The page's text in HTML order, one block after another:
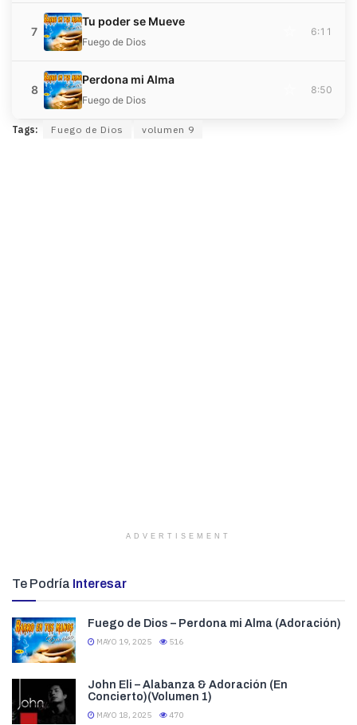
7
Tu poder se Mueve
Fuego de Dios
6:11
8
Perdona mi Alma
Fuego de Dios
8:50
Tags: Fuego de Dios volumen 9
ADVERTISEMENT
Te Podría Interesar
Fuego de Dios – Perdona mi Alma (Adoración)
MAYO 19, 2025 516
John Eli – Alabanza & Adoración (En
Concierto)(Volumen 1)
MAYO 18, 2025 470